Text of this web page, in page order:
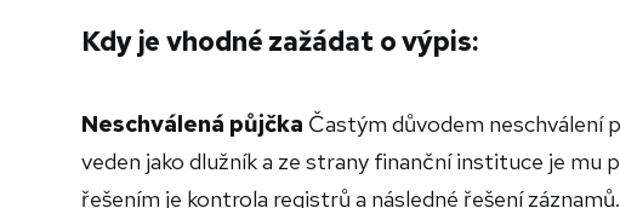
Kdy je vhodné zažádat o výpis:
Neschválená půjčka Častým důvodem neschválení
veden jako dlužník a ze strany finanční instituce je
řešením je kontrola registrů a následné řešení záznamů.